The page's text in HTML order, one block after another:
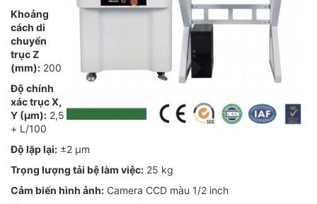
Khoảng
cách di
chuyển
trục Z
(mm): 200
Độ chính
xác trục X,
Y (µm): 2,5
+ L/100
Độ lặp lại: ±2 µm
Trọng lượng tải bệ làm việc: 25 kg
Cảm biến hình ảnh: Camera CCD màu 1/2 inch